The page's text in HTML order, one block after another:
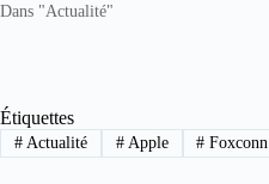
Dans "Actualité"
Étiquettes
#Actualité #Apple # Foxconn